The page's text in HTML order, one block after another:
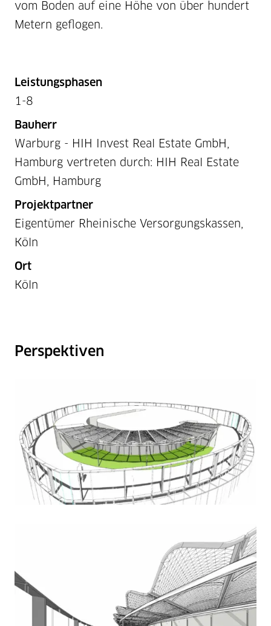
vom Boden auf eine Höhe von über hundert
Metern geflogen.
Leistungsphasen
1-8
Bauherr
Warburg - HIH Invest Real Estate GmbH,
Hamburg vertreten durch: HIH Real Estate
GmbH, Hamburg
Projektpartner
Eigentümer Rheinische Versorgungskassen,
Köln
Ort
Köln
Perspektiven